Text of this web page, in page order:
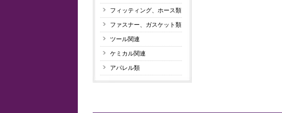
フィッティング、ホース類
ファスナー、ガスケット類
ツール関連
ケミカル関連
アパレル類